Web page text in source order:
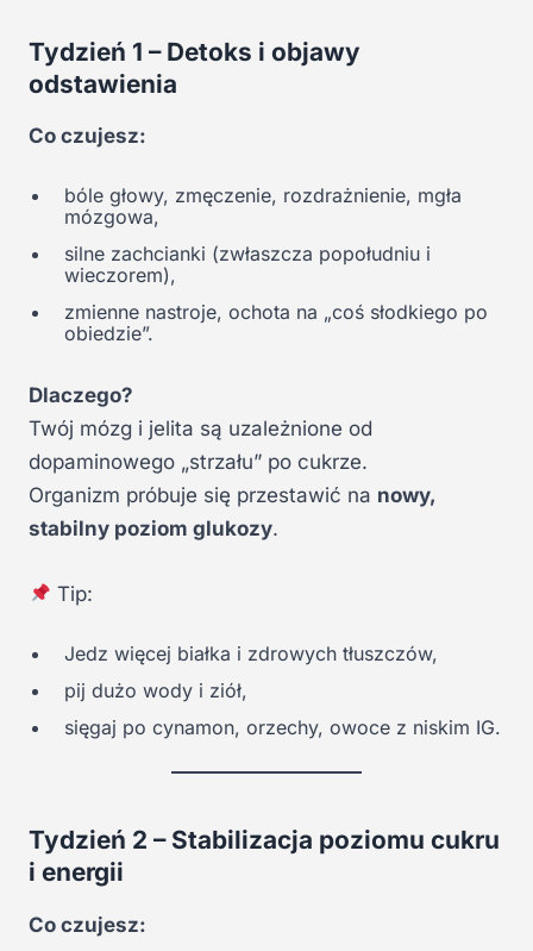
Tydzień 1 – Detoks i objawy
odstawienia
Co czujesz:
bóle głowy, zmęczenie, rozdrażnienie, mgła
mózgowa,
silne zachcianki (zwłaszcza popołudniu i
wieczorem),
zmienne nastroje, ochota na „coś słodkiego po
obiedzie”.
Dlaczego?
Twój mózg i jelita są uzależnione od
dopaminowego „strzału” po cukrze.
Organizm próbuje się przestawić na nowy,
stabilny poziom glukozy.
Tip:
Jedz więcej białka i zdrowych tłuszczów,
pij dużo wody i ziół,
sięgaj po cynamon, orzechy, owoce z niskim IG.
Tydzień 2 – Stabilizacja poziomu cukru
i energii
Co czujesz: